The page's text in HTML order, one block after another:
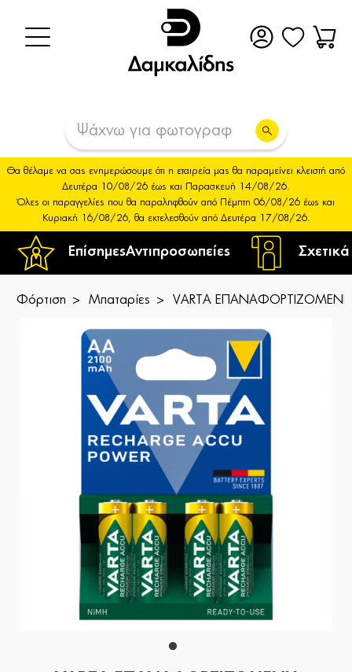
ΕπίσημεςΑντιπροσωπείες
Θα θέλαμε να σας ενημερώσουμε ότι η εταιρεία μας θα παραμείνει κλειστή από
Δευτέρα 10/08/26 έως και Παρασκευή 14/08/26.
Όλες οι παραγγελίες που θα παραληφθούν από Πέμπτη 06/08/26 έως και
Κυριακή 16/08/26, θα εκτελεσθούν από Δευτέρα 17/08/26.
Φόρτιση Μπαταρίες VARTA ΕΠΑΝΑΦΟΡΤΙΖΟΜΕΝΗ